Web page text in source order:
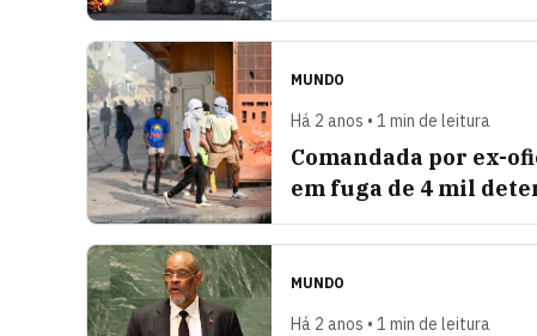
MUNDO
Há 2 anos • 1 min de leitura
Comandada por ex-
em fuga de 4 mil
MUNDO
Há 2 anos • 1 min de leitura